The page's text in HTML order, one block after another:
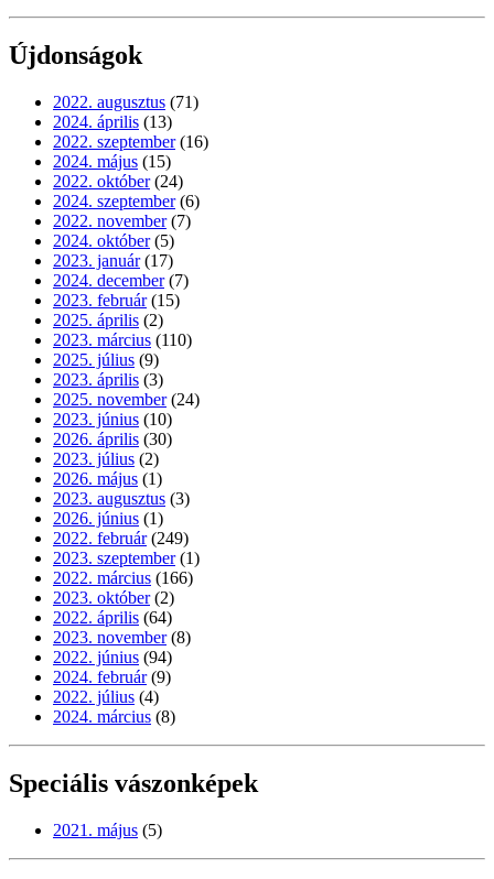
Újdonságok
2022. augusztus (71)
2024. április (13)
2022. szeptember (16)
2024. május (15)
2022. október (24)
2024. szeptember (6)
2022. november (7)
2024. október (5)
2023. január (17)
2024. december (7)
2023. február (15)
2025. április (2)
2023. március (110)
2025. július (9)
2023. április (3)
2025. november (24)
2023. június (10)
2026. április (30)
2023. július (2)
2026. május (1)
2023. augusztus (3)
2026. június (1)
2022. február (249)
2023. szeptember (1)
2022. március (166)
2023. október (2)
2022. április (64)
2023. november (8)
2022. június (94)
2024. február (9)
2022. július (4)
2024. március (8)
Speciális vászonképek
2021. május (5)